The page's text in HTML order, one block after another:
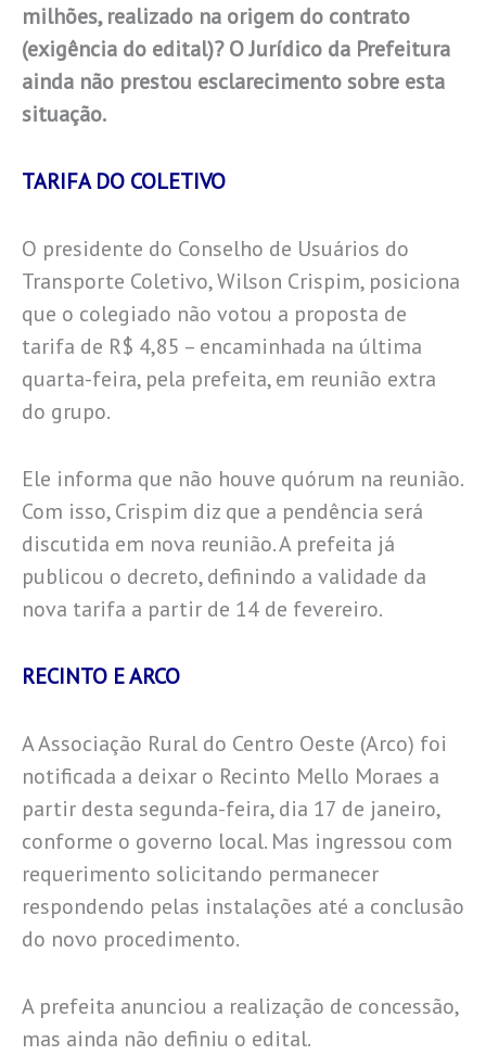
milhões, realizado na origem do contrato
(exigência do edital)? O Jurídico da Prefeitura
ainda não prestou esclarecimento sobre esta
situação.
TARIFA DO COLETIVO
O presidente do Conselho de Usuários do
Transporte Coletivo, Wilson Crispim, posiciona
que o colegiado não votou a proposta de
tarifa de R$ 4,85 – encaminhada na última
quarta-feira, pela prefeita, em reunião extra
do grupo.
Ele informa que não houve quórum na reunião.
Com isso, Crispim diz que a pendência será
discutida em nova reunião. A prefeita já
publicou o decreto, definindo a validade da
nova tarifa a partir de 14 de fevereiro.
RECINTO E ARCO
A Associação Rural do Centro Oeste (Arco) foi
notificada a deixar o Recinto Mello Moraes a
partir desta segunda-feira, dia 17 de janeiro,
conforme o governo local. Mas ingressou com
requerimento solicitando permanecer
respondendo pelas instalações até a conclusão
do novo procedimento.
A prefeita anunciou a realização de concessão,
mas ainda não definiu o edital.